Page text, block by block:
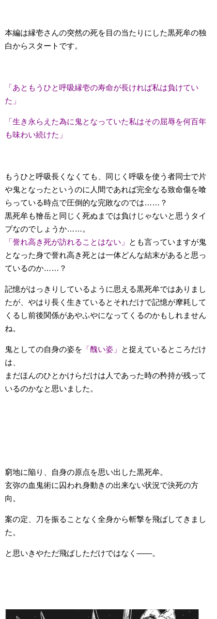
本編は縁壱さんの突然の死を目の当たりにした黒死牟の独
白からスタートです。
「あともうひと呼吸縁壱の寿命が長ければ私は負けてい
た」
「生き永らえた為に鬼となっていた私はその屈辱を何百年
も味わい続けた」
もうひと呼吸長くなくても、同じく呼吸を使う者同士で片
や鬼となったというのに人間であれば完全なる致命傷を喰
らっている時点で圧倒的な完敗なのでは……？
黒死牟も獪岳と同じく死ぬまでは負けじゃないと思うタイ
プなのでしょうか……。
「誉れ高き死が訪れることはない」
とも言っていますが鬼
となった身で誉れ高き死とは一体どんな結末があると思っ
ているのか……？
記憶がはっきりしているように思える黒死牟ではありまし
たが、やはり長く生きているとそれだけで記憶が摩耗して
くるし前後関係があやふやになってくるのかもしれません
ね。
鬼としての自身の姿を 「醜い姿」
と捉えているところだけ
は、
まだほんのひとかけらだけは人であった時の矜持が残って
いるのかなと思いました。
窮地に陥り、自身の原点を思い出した黒死牟。
玄弥の血鬼術に囚われ身動きの出来ない状況で決死の方
向。
案の定、刀を振ることなく全身から斬撃を飛ばしてきまし
た。
と思いきやただ飛ばしただけではなく――。